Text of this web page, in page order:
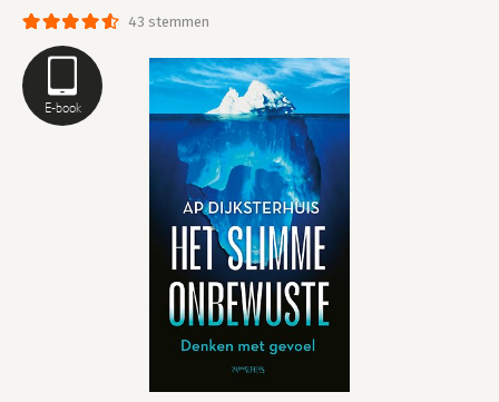
E-book
43 stemmen